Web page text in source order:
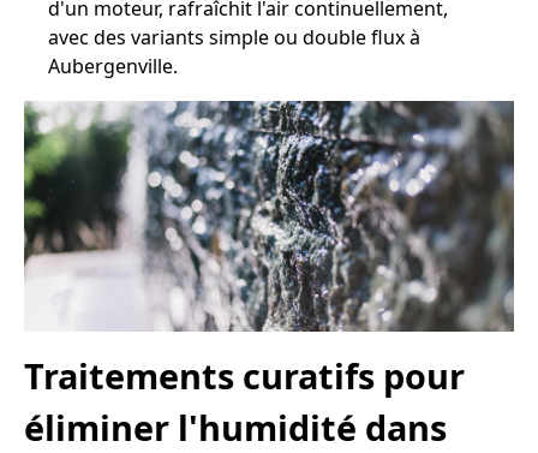
d'un moteur, rafraîchit l'air continuellement,
avec des variants simple ou double flux à
Aubergenville.
Traitements curatifs pour
éliminer l'humidité dans